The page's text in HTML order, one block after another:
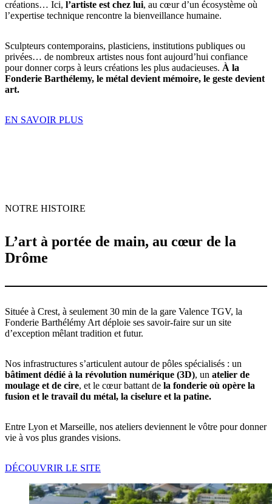
créations… Ici, l’artiste est chez lui, au cœur d’un écosystème où
l’expertise technique rencontre la bienveillance humaine.
Sculpteurs contemporains, plasticiens, institutions publiques ou
privées… de nombreux artistes nous font aujourd’hui confiance
pour donner corps à leurs créations les plus audacieuses. À la
Fonderie Barthélemy, le métal devient mémoire, le geste devient
art.
EN SAVOIR PLUS
NOTRE HISTOIRE
L’art à portée de main, au cœur de la
Drôme
Située à Crest, à seulement 30 min de la gare Valence TGV, la
Fonderie Barthélémy Art déploie ses savoir-faire sur un site
d’exception mêlant tradition et futur.
Nos infrastructures s’articulent autour de pôles spécialisés : un
bâtiment dédié à la révolution numérique (3D), un atelier de
moulage et de cire, et le cœur battant de la fonderie où opère la
fusion et le travail du métal, la ciselure et la patine.
Entre Lyon et Marseille, nos ateliers deviennent le vôtre pour donner
vie à vos plus grandes visions.
DÉCOUVRIR LE SITE